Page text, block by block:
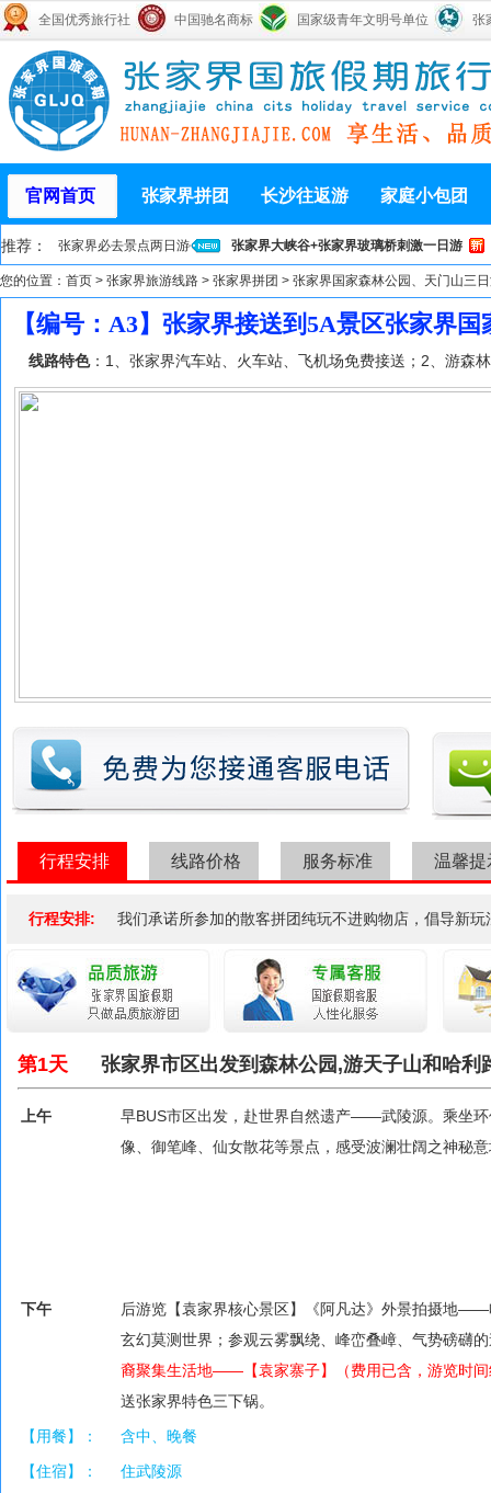
全国优秀旅行社 中国驰名商标 国家级青年文明号单位 张
官网首页 张家界拼团 长沙往返游 家庭小包团
推荐： 张家界必去景点两日游 张家界大峡谷+张家界玻璃桥刺激一日游
您的位置： 首页 > 张家界旅游线路 > 张家界拼团 > 张家界国家森林公园、天门山三
【编号：A3】张家界接送到5A景区张家界
线路特色：1、张家界汽车站、火车站、飞机场免费接送；2、游森
行程安排 线路价格 服务标准 温馨提
行程安排: 我们承诺所参加的散客拼团纯玩不进购物店，倡导新
第1天 张家界市区出发到森林公园,游天子山和哈利
上午
早BUS市区出发，赴世界自然遗产——武陵源。乘坐
像、御笔峰、仙女散花等景点，感受波澜壮阔之神秘
下午
后游览【袁家界核心景区】《阿凡达》外景拍摄地
玄幻莫测世界；参观云雾飘绕、峰峦叠嶂、气势磅礴
裔聚集生活地——【袁家寨子】（费用已含，游览时
送张家界特色三下锅。
【用餐】：
含中、晚餐
【住宿】：
住武陵源